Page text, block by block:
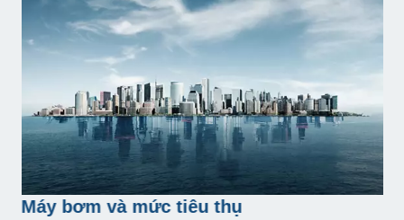
Máy bơm và mức tiêu thụ